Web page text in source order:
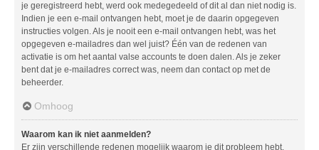
je geregistreerd hebt, werd ook medegedeeld of dit al dan niet nodig is.
Indien je een e-mail ontvangen hebt, moet je de daarin opgegeven
instructies volgen. Als je nooit een e-mail ontvangen hebt, was het
opgegeven e-mailadres dan wel juist? Één van de redenen van
activatie is om het aantal valse accounts te doen dalen. Als je zeker
bent dat je e-mailadres correct was, neem dan contact op met de
beheerder.
Omhoog
Waarom kan ik niet aanmelden?
Er zijn verschillende redenen mogelijk waarom je dit probleem hebt.